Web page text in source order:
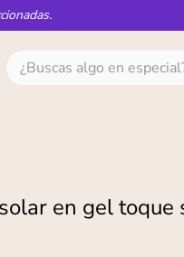
¿Buscas algo en especial?
en gel toque